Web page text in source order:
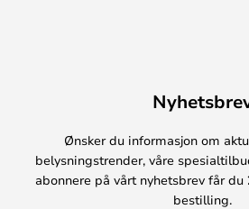
Ønsker du informasjon om
belysningstrender, våre
abonnere på vårt nyhetsbrev får du
bestilling.